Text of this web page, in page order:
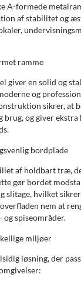
A-formede
af stabilitet og
ramme
giver en solid og
og
sikrer, at
brug, og giver
bordplade
af holdbart træ,
gør bordet
slitage, hvilket
nem at
og spiseområder.
miljøer
løsning, der